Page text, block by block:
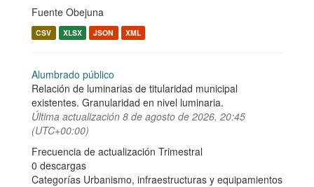
Fuente Obejuna
CSV XLSX JSON XML
Alumbrado público
Relación de luminarias de titularidad municipal
existentes. Granularidad en nivel luminaria.
Última actualización 8 de agosto de 2026, 20:45
(UTC+00:00)
Frecuencia de actualización Trimestral
0 descargas
Categorías Urbanismo, infraestructuras y equipamientos